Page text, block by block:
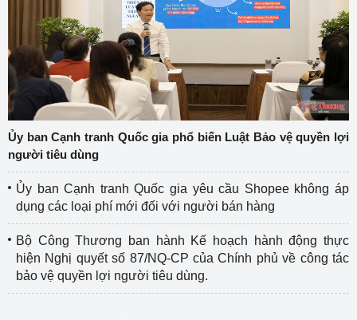
Ủy ban Cạnh tranh Quốc gia phổ biến Luật Bảo vệ quyền lợi
người tiêu dùng
Ủy ban Cạnh tranh Quốc gia yêu cầu Shopee không áp
dụng các loại phí mới đối với người bán hàng
Bộ Công Thương ban hành Kế hoạch hành động thực
hiện Nghị quyết số 87/NQ-CP của Chính phủ về công tác
bảo vệ quyền lợi người tiêu dùng.